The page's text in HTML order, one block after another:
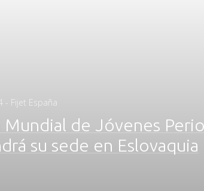
- Fijet España
Mundial de Jóvenes
su sede en Eslovaquia